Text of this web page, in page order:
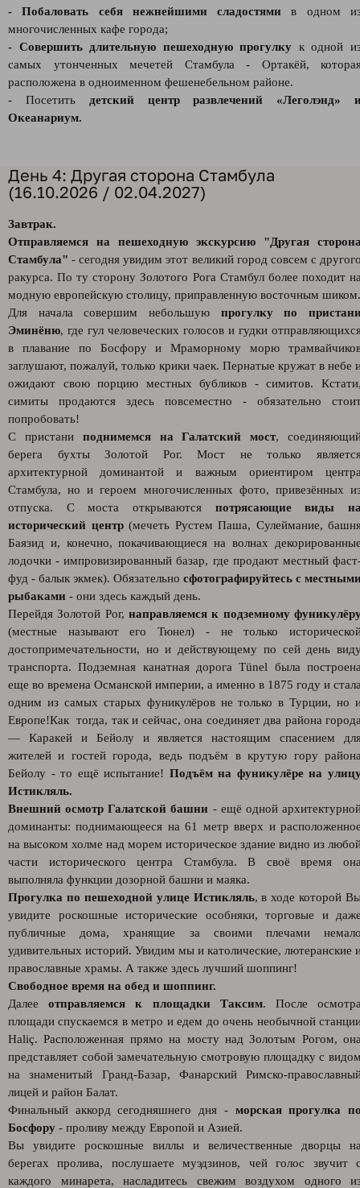
- Побаловать себя нежнейшими сладостями в одном
многочисленных кафе города;
- Совершить длительную пешеходную прогулку к одной
самых утонченных мечетей Стамбула - Ортакёй,
расположена в одноименном фешенебельном районе.
- Посетитьдетский центр развлечений «Леголэнд»
Океанариум.
День 4: Другая сторона Стамбула
(16.10.2026 / 02.04.2027)
Завтрак.
Отправляемся на пешеходную экскурсию "Другая
Стамбула" - сегодня увидим этот великий город совсем с
ракурса. По ту сторону Золотого Рога Стамбул более походит
модную европейскую столицу, приправленную восточным шиком.
Для начала совершим небольшую прогулку по
Эминёню, где гул человеческих голосов и гудки
в плавание по Босфору и Мраморному морю
заглушают, пожалуй, только крики чаек. Пернатые кружат в небе
ожидают свою порцию местных бубликов - симитов.
симиты продаются здесь повсеместно - обязательно
попробовать!
С пристани поднимемся на Галатский мост,
берега бухты Золотой Рог. Мост не только
архитектурной доминантой и важным ориентиром
Стамбула, но и героем многочисленных фото, привезённых
отпуска. С моста открываются потрясающие виды
исторический центр(мечеть Рустем Паша, Сулеймание,
Баязид и, конечно, покачивающиеся на волнах
лодочки - импровизированный базар, где продают местный
фуд - балык экмек). Обязательно сфотографируйтесь с
рыбаками - они здесь каждый день.
Перейдя Золотой Рог, направляемся к подземному
(местные называют его Тюнел) - не только
достопримечательности, но и действующему по сей день
транспорта. Подземная канатная дорога Tünel была
еще во времена Османской империи, а именно в 1875 году и
одним из самых старых фуникулёров не только в Турции, но
Европе!Как тогда, так и сейчас, она соединяет два района
— Каракей и Бейолу и является настоящим спасением
жителей и гостей города, ведь подъём в крутую гору
Бейолу - то ещё испытание! Подъём на фуникулёре на
Истикляль.
Внешний осмотр Галатской башни - ещё одной
доминанты: поднимающееся на 61 метр вверх и
на высоком холме над морем историческое здание видно из
части исторического центра Стамбула. В своё время
выполняла функции дозорной башни и маяка.
Прогулка по пешеходной улице Истикляль, в ходе которой
увидите роскошные исторические особняки, торговые и
публичные дома, хранящие за своими плечами
удивительных историй. Увидим мы и католические, лютеранские
православные храмы. А также здесь лучший шоппинг!
Свободное время на обед и шоппинг.
Далееотправляемся к площадки Таксим. После
площади спускаемся в метро и едем до очень необычной
Haliç. Расположенная прямо на мосту над Золотым Рогом,
представляет собой замечательную смотровую площадку с
на знаменитый Гранд-Базар, Фанарский Римско-
лицей и район Балат.
Финальный аккорд сегодняшнего дня - морская прогулка
Босфору - проливу между Европой и Азией.
Вы увидите роскошные виллы и величественные дворцы
берегах пролива, послушаете муэдзинов, чей голос звучит
каждого минарета, насладитесь свежим воздухом одного